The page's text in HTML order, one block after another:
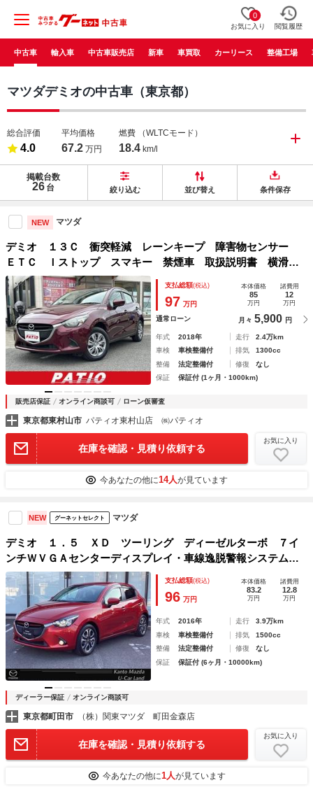
0
お気に入り 閲覧履歴
中古車 輸入車 中古車販売店 新車 車買取 カーリース 整備工場
マツダデミオの中古車（東京都）
総合評価
4.0
平均価格
67.2 万円
燃費 （WLTCモード）
18.4 km/l
掲載台数
26 台 絞り込む 並び替え 条件保存
NEW マツダ
デミオ １３Ｃ 衝突軽減 レーンキープ 障害物センサー
ＥＴＣ Ｉストップ スマキー 禁煙車 取扱説明書 横滑り
防止 ＡＢＳ オートライト 電格ミラー ＣＤ 運転席エア
バッグ 助手席エアバッグ サイドエアバッグ
支払総額(税込)
97 万円
本体価格
85
万円
諸費用
12
万円
通常ローン 月々 5,900 円
年式 2018年 走行
2.4万km
車検
車検整備付 排気
1300cc
整備
法定整備付 修復
なし
保証
保証付 (1ヶ月・1000km)
販売店保証 オンライン商談可 ローン仮審査
東京都東村山市 パティオ東村山店 ㈱パティオ
在庫を確認・見積り依頼する
お気に入り
今あなたの他に14人が見ています
NEW グーネットセレクト マツダ
デミオ １．５ ＸＤ ツーリング ディーゼルターボ ７イ
ンチＷＶＧＡセンターディスプレイ・車線逸脱警報システム
付 ｉ－ｓｔｏｐ ＢＴ接続 サイドエアバッグ 横滑防止装
置 アドバンスドキー 盗難防止 パワステ ＬＥＤライト
エアバック キーレス ＴＶ
支払総額(税込)
96 万円
本体価格
83.2
万円
諸費用
12.8
万円
年式 2016年 走行
3.9万km
車検
車検整備付 排気
1500cc
整備
法定整備付 修復
なし
保証
保証付 (6ヶ月・10000km)
ディーラー保証 オンライン商談可
東京都町田市 （株）関東マツダ 町田金森店
在庫を確認・見積り依頼する
お気に入り
今あなたの他に1人が見ています